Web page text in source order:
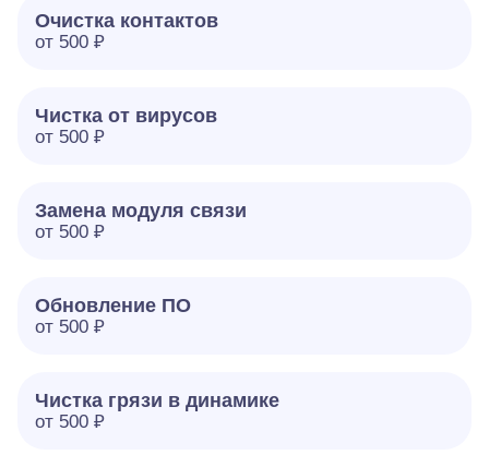
Очистка контактов
от 500 ₽
Чистка от вирусов
от 500 ₽
Замена модуля связи
от 500 ₽
Обновление ПО
от 500 ₽
Чистка грязи в динамике
от 500 ₽